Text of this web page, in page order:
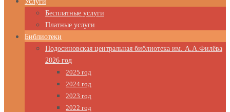
Бесплатные услуги
Платные услуги
Библиотеки
Подосиновская центральная библиотека им. А.А.Филёва
2026 год
2025 год
2024 год
2023 год
2022 год